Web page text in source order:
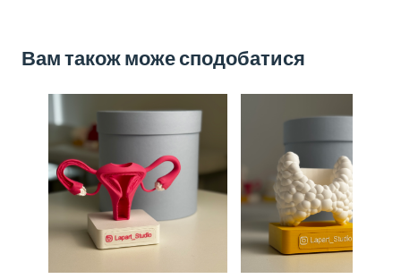
Вам також може сподобатися